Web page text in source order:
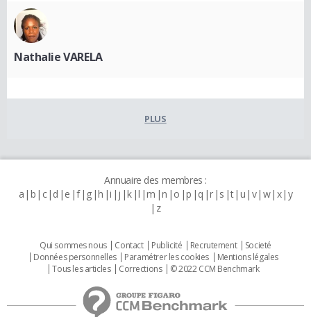
Nathalie VARELA
PLUS
Annuaire des membres :
a b c d e f g h i j k l m n o p q r s t u v w x y
z
Qui sommes nous Contact Publicité Recrutement
Societé
Données personnelles
Paramétrer les cookies
Mentions légales
Tous les articles
Corrections © 2022 CCM Benchmark